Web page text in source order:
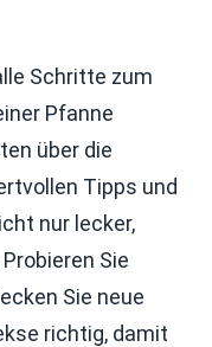
Schritte zum
Pfanne
über die
Tipps und
nur lecker,
Sie
Sie neue
richtig, damit